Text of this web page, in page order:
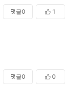
댓글0 1
댓글0 0